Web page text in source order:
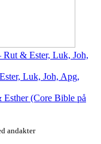
Rut & Ester, Luk, Joh,
Luk, Joh, Apg,
(Core Bible på
andakter